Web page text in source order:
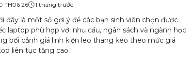
TH06 26 1 tháng trước
đây là một số gợi ý để các bạn sinh viên chọn được
laptop phù hợp với nhu cầu, ngân sách và ngành học
bối cảnh giá linh kiện leo thang kéo theo mức giá
liên tục tăng cao.